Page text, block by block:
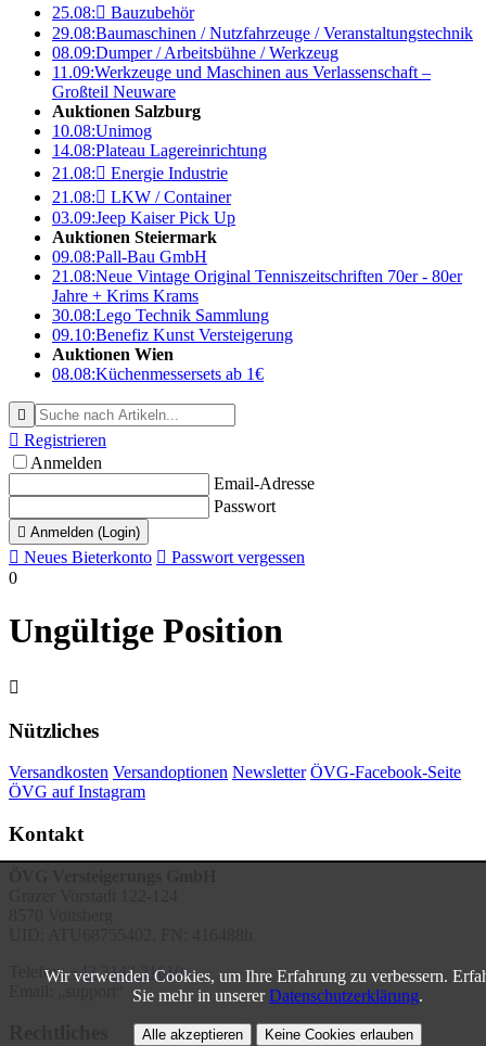
25.08: Bauzubehör
29.08:Baumaschinen / Nutzfahrzeuge / Veranstaltungstechnik
08.09:Dumper / Arbeitsbühne / Werkzeug
11.09:Werkzeuge und Maschinen aus Verlassenschaft –
Großteil Neuware
Auktionen Salzburg
10.08:Unimog
14.08:Plateau Lagereinrichtung
21.08: Energie Industrie
21.08: LKW / Container
03.09:Jeep Kaiser Pick Up
Auktionen Steiermark
09.08:Pall-Bau GmbH
21.08:Neue Vintage Original Tenniszeitschriften 70er - 80er
Jahre + Krims Krams
30.08:Lego Technik Sammlung
09.10:Benefiz Kunst Versteigerung
Auktionen Wien
08.08:Küchenmessersets ab 1€

 Registrieren
Anmelden
Email-Adresse
Passwort
 Anmelden (Login)
 Neues Bieterkonto  Passwort vergessen
Wir verwenden Cookies, um Ihre Erfahrung zu verbessern.
Sie mehr in unsererDatenschutzerklärung.
Alle akzeptieren Keine Cookies erlauben
0
Ungültige Position

Nützliches
Versandkosten Versandoptionen Newsletter ÖVG-Facebook-Seite
ÖVG auf Instagram
Kontakt
Telefon:+43 3142 21610